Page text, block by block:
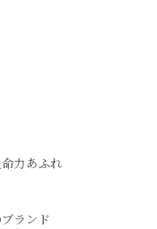
力あふれ
ランド